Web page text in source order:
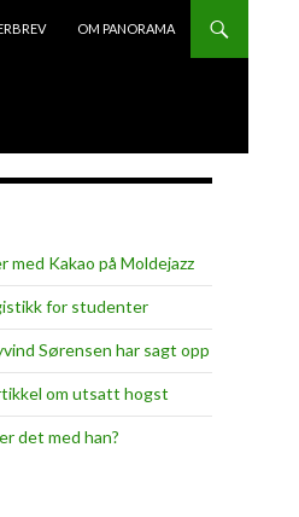
OM PANORAMA
Kakao på Moldejazz
for studenter
Sørensen har sagt opp
om utsatt hogst
det med han?